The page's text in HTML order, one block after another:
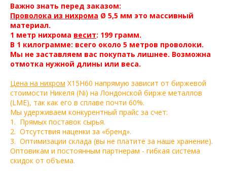
Важно знать перед заказом:
Проволока из нихрома Ø 5,5 мм это массивный
материал.
1 метр нихрома весит: 199 грамм.
В 1 килограмме: всего около 5 метров проволоки.
Мы не заставляем вас покупать лишнее. Возможна
отмотка нужной длины или веса.
Цена на нихром Х15Н60 напрямую зависит от биржевой
стоимости Никеля (Ni) на Лондонской бирже металлов
(LME), так как его в сплаве почти 60%.
Мы удерживаем конкурентный прайс за счет:
1. Прямых поставок сырья.
2. Отсутствия наценки за «бренд».
3. Оптимизации склада (вы не платите за наше хранение).
Оптовикам и постоянным партнерам - гибкая система
скидок от объема.